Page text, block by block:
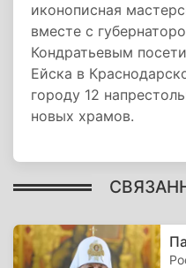
иконописная
вместе с
Кондратьевым
Ейска в
городу 12
новых храмов.